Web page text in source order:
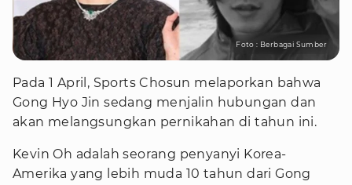
Foto : Berbagai Sumber
Pada 1 April, Sports Chosun melaporkan bahwa
Gong Hyo Jin sedang menjalin hubungan dan
akan melangsungkan pernikahan di tahun ini.
Kevin Oh adalah seorang penyanyi Korea-
Amerika yang lebih muda 10 tahun dari Gong